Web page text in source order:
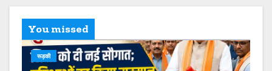
You missed
रूड़की